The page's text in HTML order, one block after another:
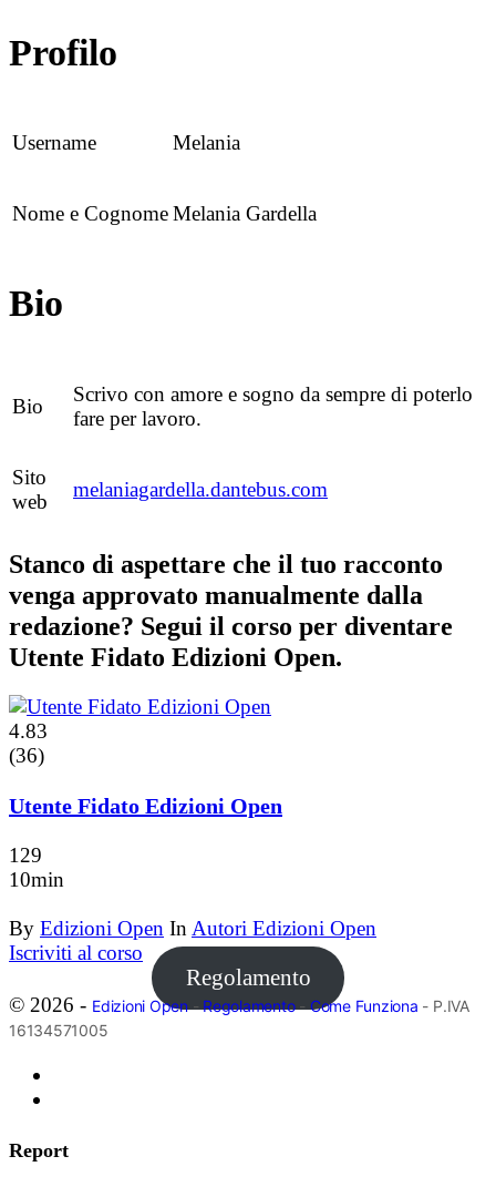
Profilo
Username Melania
Nome e CognomeMelania Gardella
Bio
Bio
Scrivo con amore e sogno da sempre di poterlo
fare per lavoro.
Sito
web
melaniagardella.dantebus.com
Stanco di aspettare che il tuo racconto
venga approvato manualmente dalla
redazione? Segui il corso per diventare
Utente Fidato Edizioni Open.
4.83
(36)
Utente Fidato Edizioni Open
129
10min
By Edizioni Open In Autori Edizioni Open
Iscriviti al corso
Regolamento
© 2026 - Edizioni Open-Regolamento-Come Funziona - P.IVA
16134571005
Report